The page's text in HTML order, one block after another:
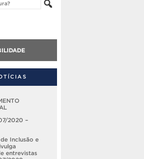
2020 –
Inclusão e
entrevistas